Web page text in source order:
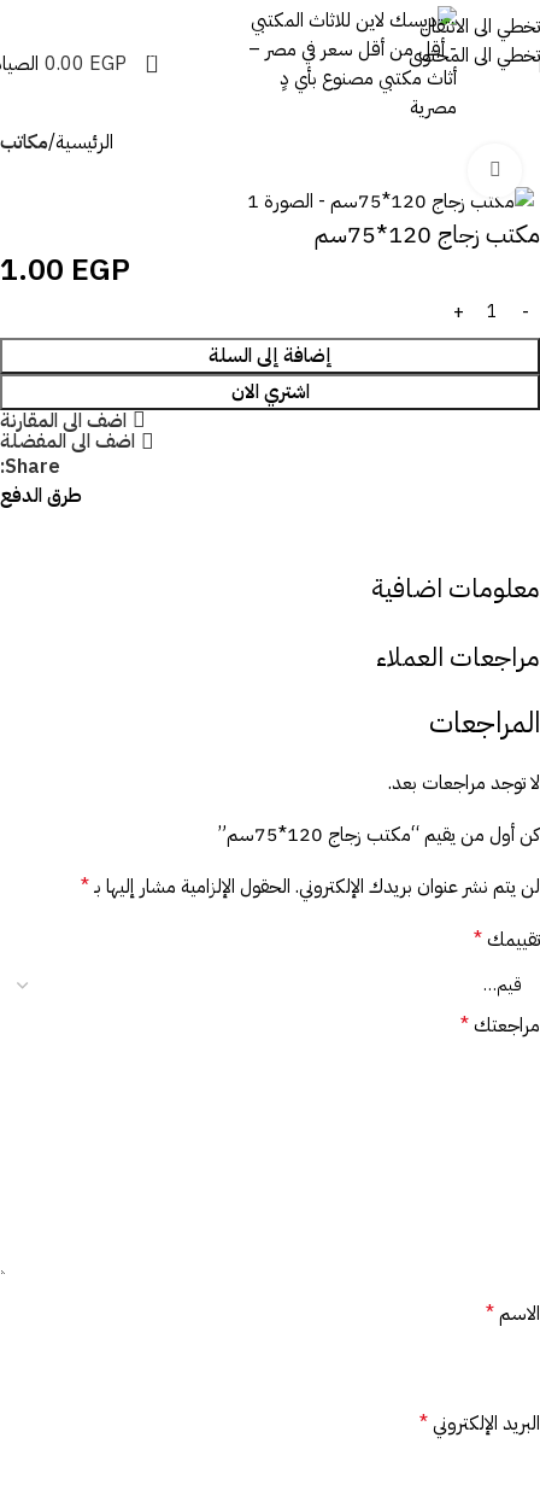
تخطي الى الانتقال
تخطي الى المحتوى
0
0.00 EGP
الرئيسية مكاتب
مكتب زجاج 120*75سم
1.00 EGP
إضافة إلى السلة
اشتري الان
اضف الى المقارنة
اضف الى المفضلة
Share:
طرق الدفع
معلومات اضافية
مراجعات العملاء
المراجعات
لا توجد مراجعات بعد.
كن أول من يقيم “مكتب زجاج 120*75سم”
لن يتم نشر عنوان بريدك الإلكتروني. الحقول الإلزامية مشار إليها بـ*
تقييمك*
مراجعتك*
الاسم*
البريد الإلكتروني*